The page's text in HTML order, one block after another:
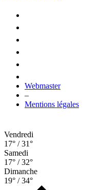
Webmaster
–
Mentions légales
Vendredi
17° / 31°
Samedi
17° / 32°
Dimanche
19° / 34°